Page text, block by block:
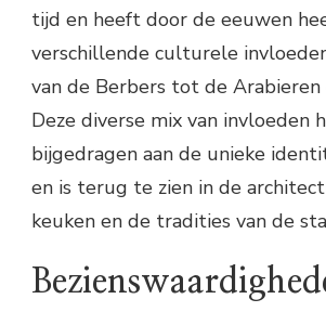
tijd en heeft door de eeuwen
verschillende culturele
van de Berbers tot de Arabieren
Deze diverse mix van invloeden
bijgedragen aan de unieke
en is terug te zien in de
keuken en de tradities van de